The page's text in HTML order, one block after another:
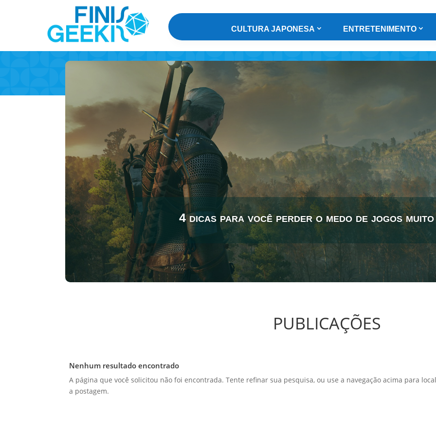
CULTURA JAPONESA ENTRETENIMENTO
4 dicas para você perder o medo de jogos
PUBLICAÇÕES
Nenhum resultado encontrado
A página que você solicitou não foi encontrada. Tente refinar sua pesquisa, ou use a navegação acima para
a postagem.